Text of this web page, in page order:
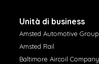
Unità di business
Amsted Automotive Group
Amsted Rail
Baltimore Aircoil Company